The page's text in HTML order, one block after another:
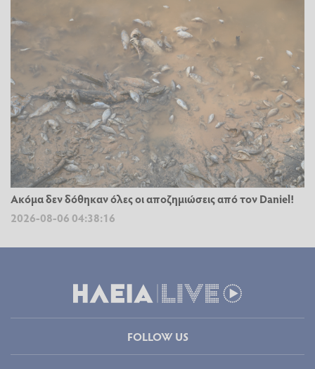
Ακόμα δεν δόθηκαν όλες οι αποζημιώσεις από τον Daniel!
2026-08-06 04:38:16
FOLLOW US